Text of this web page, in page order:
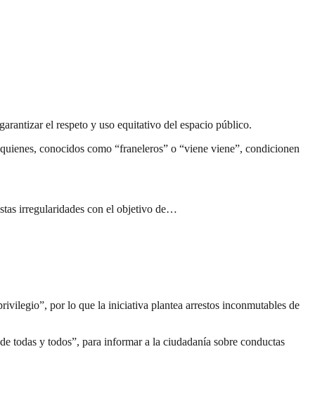
el respeto y uso equitativo del espacio público.
conocidos como “franeleros” o “viene viene”, condicionen
irregularidades con el objetivo de…
por lo que la iniciativa plantea arrestos inconmutables de
todas y todos”, para informar a la ciudadanía sobre conductas